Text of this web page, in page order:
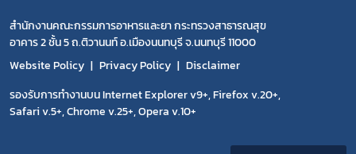
สำนักงานคณะกรรมการอาหารและยา กระทรวงสาธารณสุข
อาคาร 2 ชั้น 5 ถ.ติวานนท์ อ.เมืองนนทบุรี จ.นนทบุรี 11000
Website Policy
Privacy Policy
Disclaimer
รองรับการทำงานบน Internet Explorer v9+, Firefox v.20+,
Safari v.5+, Chrome v.25+, Opera v.10+